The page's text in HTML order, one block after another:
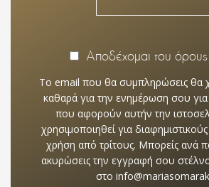
Αποδέχομαι του
Το email που θα συμπληρώσεις θα
καθαρά για την ενημέρωση σου
που αφορούν αυτήν την
χρησιμοποιηθεί για
χρήση από τρίτους. Μπορείς ανά
ακυρώσεις την εγγραφή σου
στο